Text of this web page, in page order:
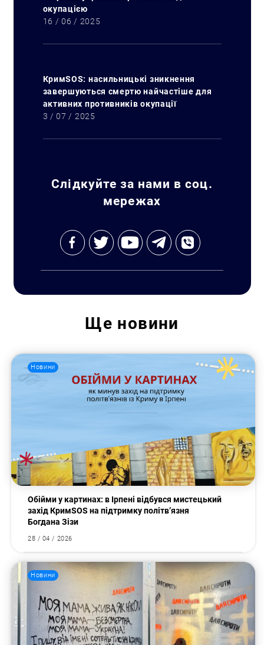
окупацією
16 / 06 / 2025
КримSOS: насильницькі зникнення
завершуються смертю найчастіше для
активних противників окупації
3 / 07 / 2025
Слідкуйте за нами в соц.
мережах
Ще новини
Новини
Обійми у картинах: в Ірпені відбувся мистецький
захід КримSOS на підтримку політв’язня
Богдана Зізи
28 / 04 / 2026
Новини